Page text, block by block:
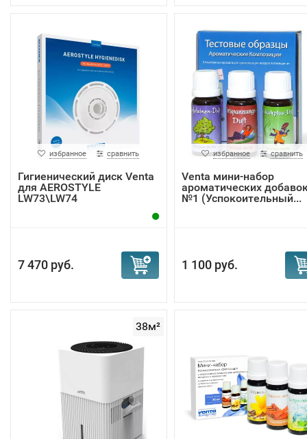
избранное сравнить
Гигиенический диск Venta
для AEROSTYLE
LW73\LW74
7 470 руб.
избранное сравнить
Venta мини-набор
ароматических
№1 (Успокоительный...
1 100 руб.
38м²